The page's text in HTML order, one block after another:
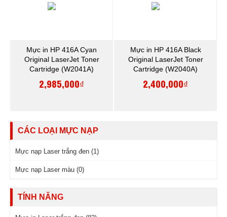
Mực in HP 416A Cyan
Original LaserJet Toner
Cartridge (W2041A)
2,985,000₫
Mực in HP 416A Black
Original LaserJet Toner
Cartridge (W2040A)
2,400,000₫
CÁC LOẠI MỰC NẠP
Mực nạp Laser trắng đen (1)
Mực nạp Laser màu (0)
TÍNH NĂNG